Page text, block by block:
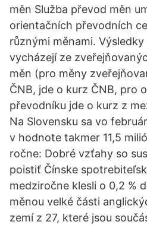
měn Služba převod měn
orientačních převodních
různými měnami.
vycházejí ze
měn (pro měny
ČNB, jde o kurz ČNB, pro
převodníku jde o kurz z
Na Slovensku sa vo
v hodnote takmer 11,5
ročne: Dobré vzťahy so
poistiť Čínske
medziročne klesli o 0,2 %
měnou velké části
zemí z 27, které jsou